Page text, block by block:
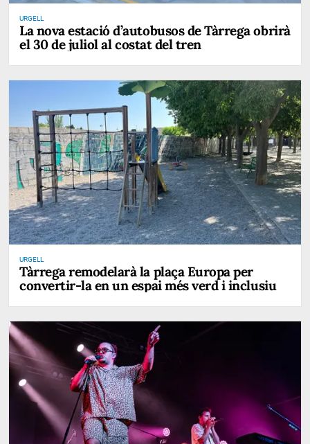
URGELL
La nova estació d’autobusos de Tàrrega obrirà
el 30 de juliol al costat del tren
URGELL
Tàrrega remodelarà la plaça Europa per
convertir-la en un espai més verd i inclusiu